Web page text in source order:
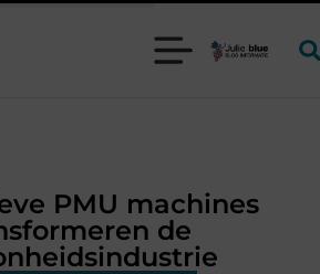
PMU machines
de